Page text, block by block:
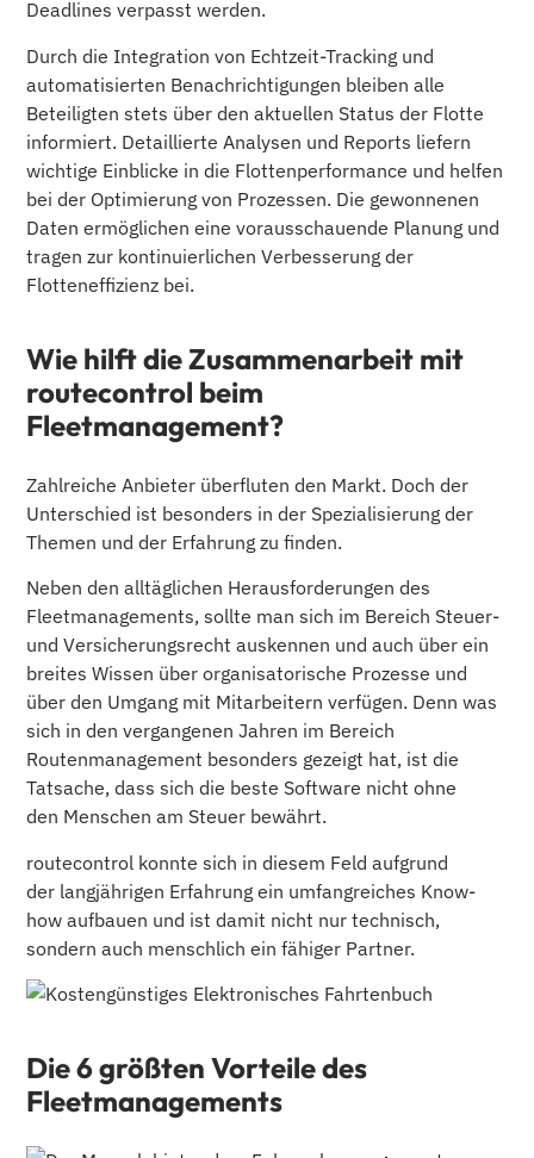
Deadlines verpasst werden.
Durch die Integration von Echtzeit-Tracking und
automatisierten Benachrichtigungen bleiben alle
Beteiligten stets über den aktuellen Status der Flotte
informiert. Detaillierte Analysen und Reports liefern
wichtige Einblicke in die Flottenperformance und helfen
bei der Optimierung von Prozessen. Die gewonnenen
Daten ermöglichen eine vorausschauende Planung und
tragen zur kontinuierlichen Verbesserung der
Flotteneffizienz bei.
Wie hilft die Zusammenarbeit mit
routecontrol beim
Fleetmanagement?
Zahlreiche Anbieter überfluten den Markt. Doch der
Unterschied ist besonders in der Spezialisierung der
Themen und der Erfahrung zu finden.
Neben den alltäglichen Herausforderungen des
Fleetmanagements, sollte man sich im Bereich Steuer-
und Versicherungsrecht auskennen und auch über ein
breites Wissen über organisatorische Prozesse und
über den Umgang mit Mitarbeitern verfügen. Denn was
sich in den vergangenen Jahren im Bereich
Routenmanagement besonders gezeigt hat, ist die
Tatsache, dass sich die beste Software nicht ohne
den Menschen am Steuer bewährt.
routecontrol konnte sich in diesem Feld aufgrund
der langjährigen Erfahrung ein umfangreiches Know-
how aufbauen und ist damit nicht nur technisch,
sondern auch menschlich ein fähiger Partner.
Die 6 größten Vorteile des
Fleetmanagements